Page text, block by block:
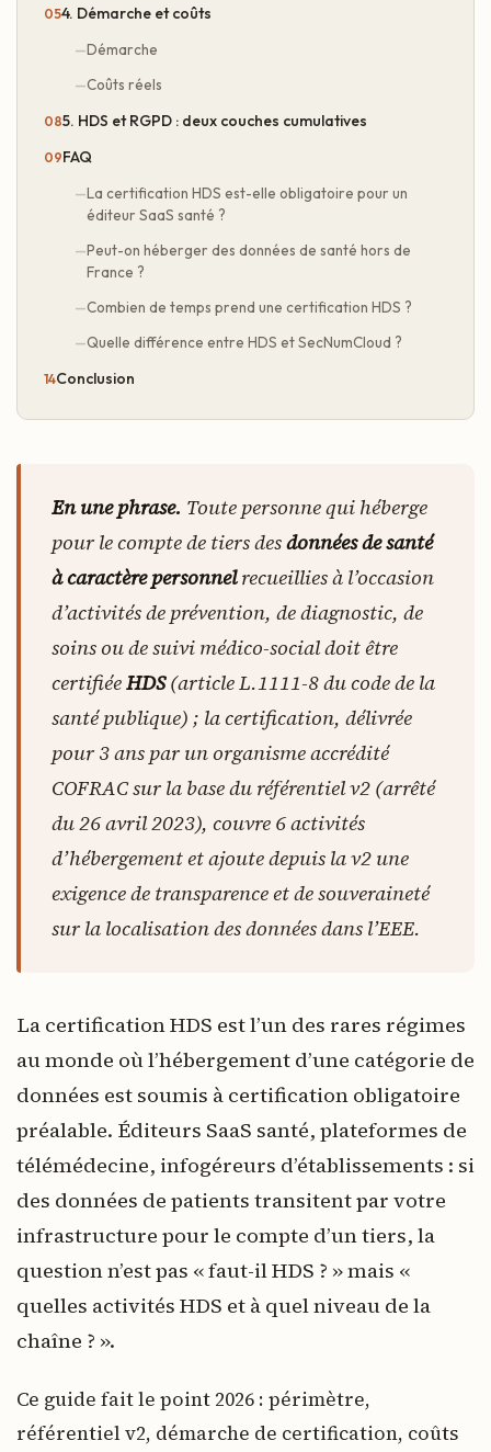
4. Démarche et coûts
Démarche
Coûts réels
5. HDS et RGPD : deux couches cumulatives
FAQ
La certification HDS est-elle obligatoire pour un
éditeur SaaS santé ?
Peut-on héberger des données de santé hors de
France ?
Combien de temps prend une certification HDS ?
Quelle différence entre HDS et SecNumCloud ?
Conclusion
En une phrase. Toute personne qui héberge
pour le compte de tiers desdonnées de santé
à caractère personnelrecueillies à l’occasion
d’activités de prévention, de diagnostic, de
soins ou de suivi médico-social doit être
certifiéeHDS(article L.1111-8 du code de la
santé publique) ; la certification, délivrée
pour 3 ans par un organisme accrédité
COFRAC sur la base du référentiel v2 (arrêté
du 26 avril 2023), couvre 6 activités
d’hébergement et ajoute depuis la v2 une
exigence de transparence et de souveraineté
sur la localisation des données dans l’EEE.
La certification HDS est l’un des rares régimes
au monde où l’hébergement d’une catégorie de
données est soumis à certification obligatoire
préalable. Éditeurs SaaS santé, plateformes de
télémédecine, infogéreurs d’établissements : si
des données de patients transitent par votre
infrastructure pour le compte d’un tiers, la
question n’est pas « faut-il HDS ? » mais «
quelles activités HDS et à quel niveau de la
chaîne ? ».
Ce guide fait le point 2026 : périmètre,
référentiel v2, démarche de certification, coûts